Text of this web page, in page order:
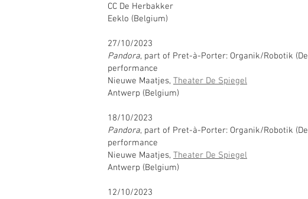
CC De Herbakker
Eeklo (Belgium)
27/10/2023
Pandora, part of Pret-à-Porter: Organik/Robotik
performance
Nieuwe Maatjes, Theater De Spiegel
Antwerp (Belgium)
18/10/2023
Pandora, part of Pret-à-Porter: Organik/Robotik
performance
Nieuwe Maatjes, Theater De Spiegel
Antwerp (Belgium)
12/10/2023